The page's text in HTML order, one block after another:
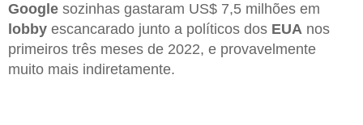
Google sozinhas gastaram US$ 7,5 milhões em
lobby escancarado junto a políticos dos EUA nos
primeiros três meses de 2022, e provavelmente
muito mais indiretamente.